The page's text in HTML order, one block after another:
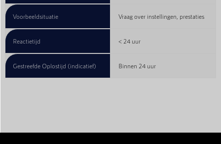
Voorbeeldsituatie Vraag over instellingen, prestaties
Reactietijd < 24 uur
Gestreefde Oplostijd (indicatief) Binnen 24 uur